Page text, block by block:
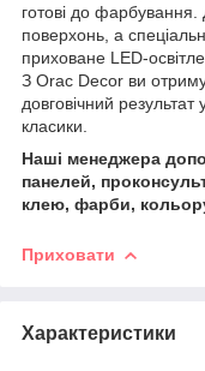
готові до фарбування.
поверхонь, а
приховане LED-
З Orac Decor ви
довговічний результат
класики.
Наші менеджера
панелей,
клею, фарби,
Приховати
Характеристики